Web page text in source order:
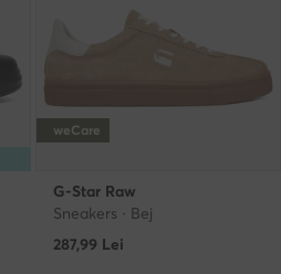
weCare
G-Star Raw
Sneakers · Bej
287,99 Lei